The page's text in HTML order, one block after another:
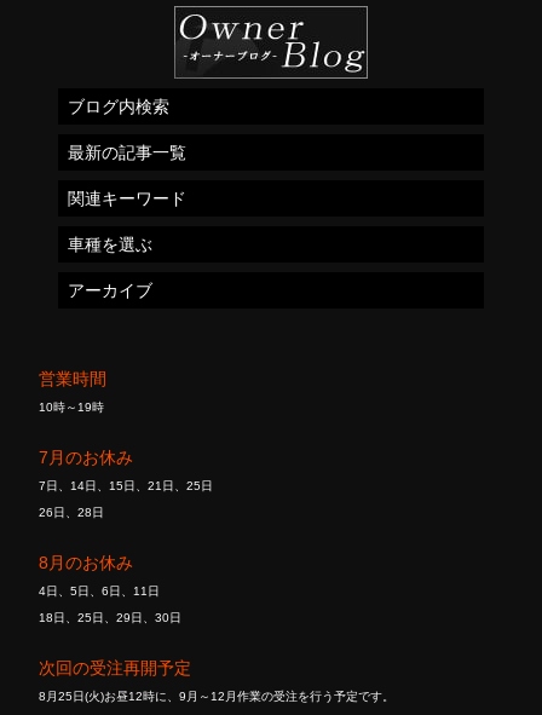
営業時間
10時～19時
7月のお休み
7日、14日、15日、21日、25日
26日、28日
8月のお休み
4日、5日、6日、11日
18日、25日、29日、30日
次回の受注再開予定
8月25日(火)お昼12時に、9月～12月作業の受注を行う予定です。
ブログ内検索
最新の記事一覧
関連キーワード
車種を選ぶ
アーカイブ